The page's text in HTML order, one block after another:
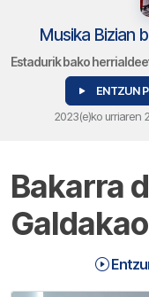
Musika Bizian
Estadurik bako
ENTZUN
2023(e)ko urriaren
Bakarra